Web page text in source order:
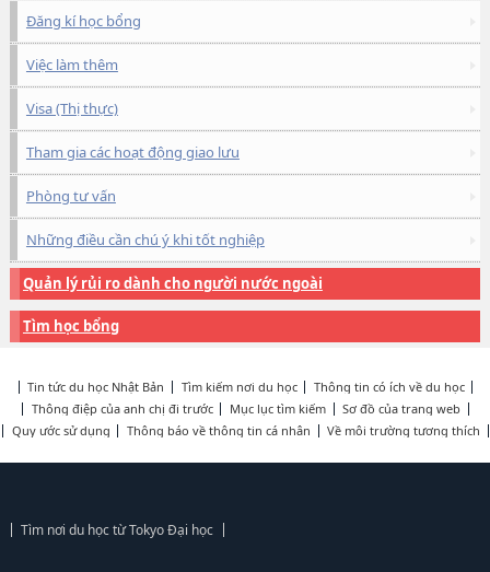
Đăng kí học bổng
Việc làm thêm
Visa (Thị thực)
Tham gia các hoạt động giao lưu
Phòng tư vấn
Những điều cần chú ý khi tốt nghiệp
Quản lý rủi ro dành cho người nước ngoài
Tìm học bổng
Tin tức du học Nhật Bản Tìm kiếm nơi du học
Thông tin có ích về du học
Thông điệp của anh chị đi trước
Mục lục tìm kiếm
Sơ đồ của trang web
Quy ước sử dụng
Thông báo về thông tin cá nhân Về môi trường tương thích
Tìm nơi du học từ Tokyo Đại học